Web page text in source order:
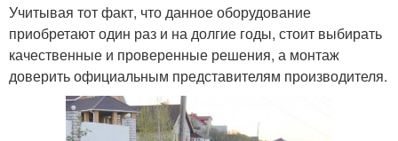
Учитывая тот факт, что данное оборудование
приобретают один раз и на долгие годы, стоит выбирать
качественные и проверенные решения, а монтаж
доверить официальным представителям производителя.